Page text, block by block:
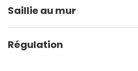
Saillie au mur
Régulation